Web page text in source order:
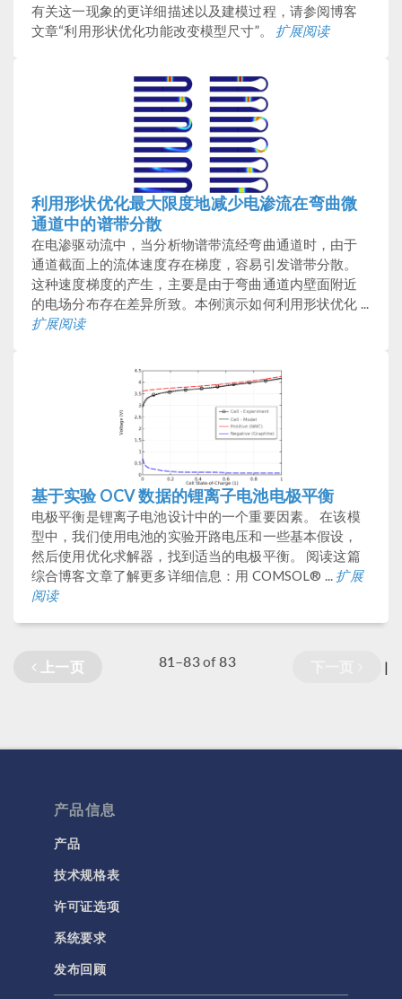
有关这一现象的更详细描述以及建模过程，请参阅博客
文章“利用形状优化功能改变模型尺寸”。 扩展阅读
利用形状优化最大限度地减少电渗流在弯曲微
通道中的谱带分散
在电渗驱动流中，当分析物谱带流经弯曲通道时，由于
通道截面上的流体速度存在梯度，容易引发谱带分散。
这种速度梯度的产生，主要是由于弯曲通道内壁面附近
的电场分布存在差异所致。本例演示如何利用形状优化 ...
扩展阅读
基于实验 OCV 数据的锂离子电池电极平衡
电极平衡是锂离子电池设计中的一个重要因素。 在该模
型中，我们使用电池的实验开路电压和一些基本假设，
然后使用优化求解器，找到适当的电极平衡。 阅读这篇
综合博客文章了解更多详细信息：用 COMSOL® ... 扩展
阅读
上一页 81–83of83 |
产品信息
产品
技术规格表
许可证选项
系统要求
发布回顾